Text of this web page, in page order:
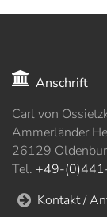
Anschrift
Carl von
Ammerländer
26129
Tel. +49-
Kontakt /